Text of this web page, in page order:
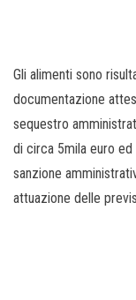
Gli alimenti sono
documentazione
sequestro
di circa 5mila euro
sanzione
attuazione delle